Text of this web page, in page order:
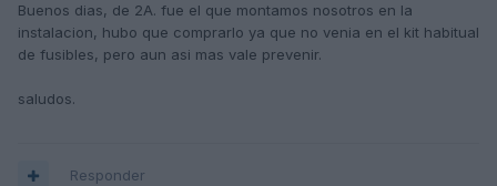
Buenos dias, de 2A. fue el que montamos nosotros en la
instalacion, hubo que comprarlo ya que no venia en el kit habitual
de fusibles, pero aun asi mas vale prevenir.
saludos.
Responder